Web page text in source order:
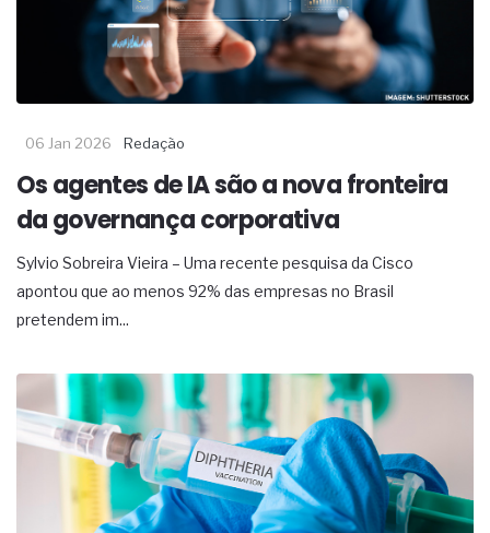
06 Jan 2026 Redação
Os agentes de IA são a nova fronteira
da governança corporativa
Sylvio Sobreira Vieira – Uma recente pesquisa da Cisco
apontou que ao menos 92% das empresas no Brasil
pretendem im...